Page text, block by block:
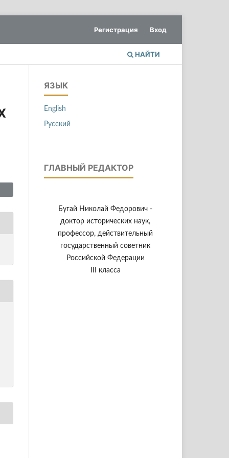
НАЙТИ
Регистрация Вход
ЯЗЫК
English
Русский
ГЛАВНЫЙ РЕДАКТОР
Бугай Николай Федорович -
доктор исторических наук,
профессор, действительный
государственный советник
Российской Федерации
III класса